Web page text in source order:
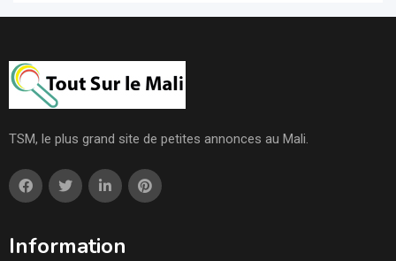
TSM, le plus grand site de petites annonces au Mali.
Information